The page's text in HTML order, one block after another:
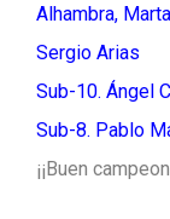
Alhambra,
Sergio Arias
Sub-10. Ángel
Sub-8. Pablo
¡¡Buen